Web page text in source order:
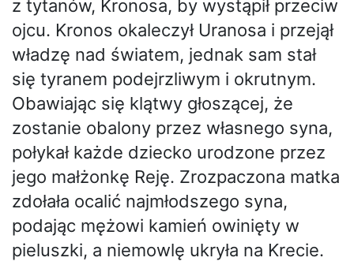
z tytanów, Kronosa, by wystąpił przeciw
ojcu. Kronos okaleczył Uranosa i przejął
władzę nad światem, jednak sam stał
się tyranem podejrzliwym i okrutnym.
Obawiając się klątwy głoszącej, że
zostanie obalony przez własnego syna,
połykał każde dziecko urodzone przez
jego małżonkę Reję. Zrozpaczona matka
zdołała ocalić najmłodszego syna,
podając mężowi kamień owinięty w
pieluszki, a niemowlę ukryła na Krecie.